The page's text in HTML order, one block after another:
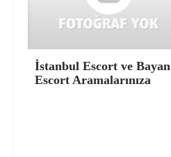
İstanbul Escort ve Bayan
Escort Aramalarınıza